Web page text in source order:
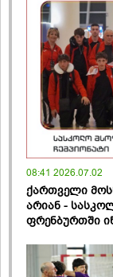
08:41 2026.07.02
ქართველი
არიან -
ფრენბურთში